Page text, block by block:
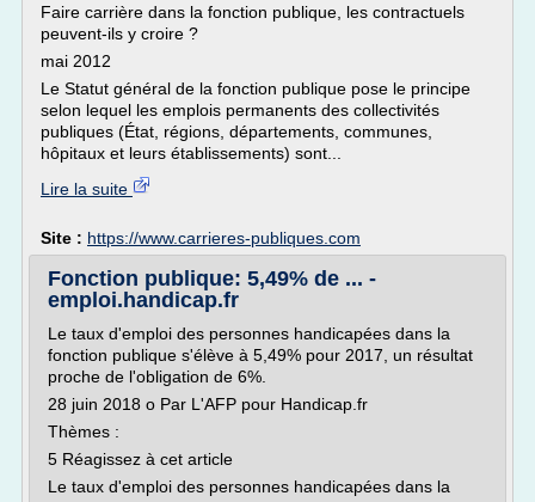
Faire carrière dans la fonction publique, les contractuels
peuvent-ils y croire ?
mai 2012
Le Statut général de la fonction publique pose le principe
selon lequel les emplois permanents des collectivités
publiques (État, régions, départements, communes,
hôpitaux et leurs établissements) sont...
Lire la suite
Site : https://www.carrieres-publiques.com
Fonction publique: 5,49% de ... -
emploi.handicap.fr
Le taux d'emploi des personnes handicapées dans la
fonction publique s'élève à 5,49% pour 2017, un résultat
proche de l'obligation de 6%.
28 juin 2018 o Par L'AFP pour Handicap.fr
Thèmes :
5 Réagissez à cet article
Le taux d'emploi des personnes handicapées dans la